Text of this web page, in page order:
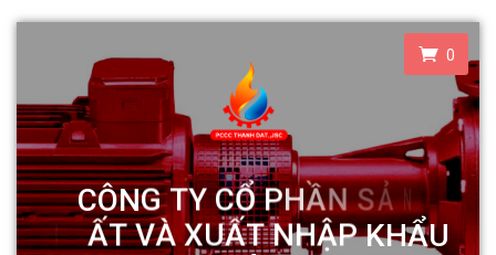
0